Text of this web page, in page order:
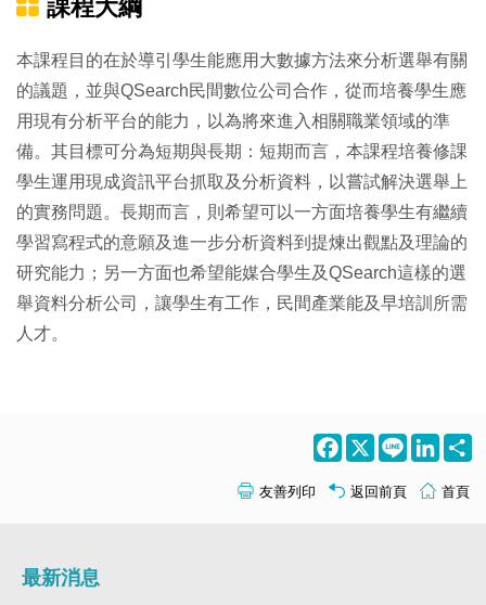
課程大綱
本課程目的在於導引學生能應用大數據方法來分析選舉有關
的議題，並與QSearch民間數位公司合作，從而培養學生應
用現有分析平台的能力，以為將來進入相關職業領域的準
備。其目標可分為短期與長期：短期而言，本課程培養修課
學生運用現成資訊平台抓取及分析資料，以嘗試解決選舉上
的實務問題。長期而言，則希望可以一方面培養學生有繼續
學習寫程式的意願及進一步分析資料到提煉出觀點及理論的
研究能力；另一方面也希望能媒合學生及QSearch這樣的選
舉資料分析公司，讓學生有工作，民間產業能及早培訓所需
人才。
Facebook
X Line
友善列印 返回前頁 首頁
最新消息